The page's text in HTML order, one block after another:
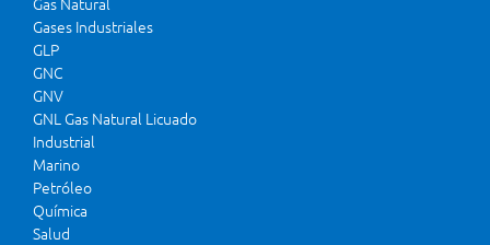
Gases Industriales
GLP
GNC
GNV
GNL Gas Natural Licuado
Industrial
Marino
Petróleo
Química
Salud